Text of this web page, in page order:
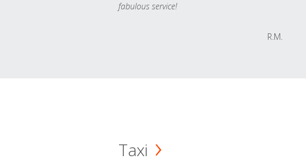
fabulous service!
R.M.
Taxi